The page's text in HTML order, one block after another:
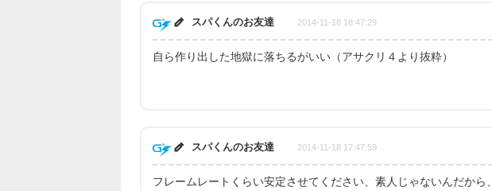
スパくんのお友達 2014-11-18 18:47:29
自ら作り出した地獄に落ちるがいい（アサクリ４より抜粋）
スパくんのお友達 2014-11-18 17:47:59
フレームレートくらい安定させてください、素人じゃないんだから、